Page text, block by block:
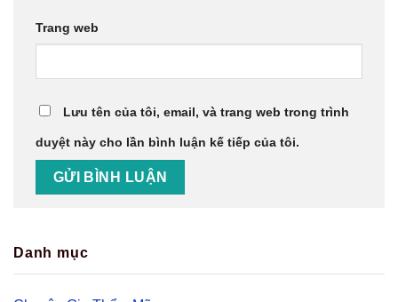
Trang web
Lưu tên của tôi, email, và trang web trong trình
duyệt này cho lần bình luận kế tiếp của tôi.
Danh mục